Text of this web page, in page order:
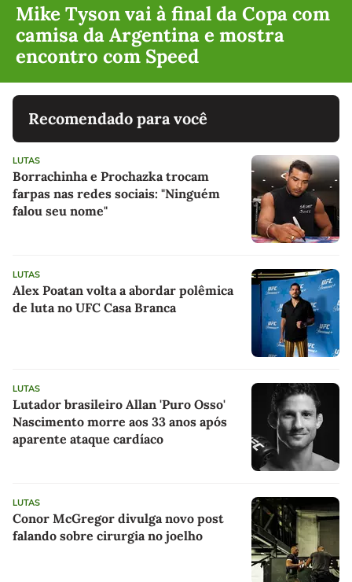
Mike Tyson vai à final da Copa com
camisa da Argentina e mostra
encontro com Speed
Recomendado para você
LUTAS
Borrachinha e Prochazka trocam
farpas nas redes sociais: "Ninguém
falou seu nome"
LUTAS
Alex Poatan volta a abordar polêmica
de luta no UFC Casa Branca
LUTAS
Lutador brasileiro Allan 'Puro Osso'
Nascimento morre aos 33 anos após
aparente ataque cardíaco
LUTAS
Conor McGregor divulga novo post
falando sobre cirurgia no joelho